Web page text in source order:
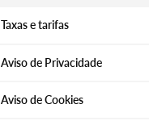
Taxas e tarifas
Aviso de Privacidade
Aviso de Cookies